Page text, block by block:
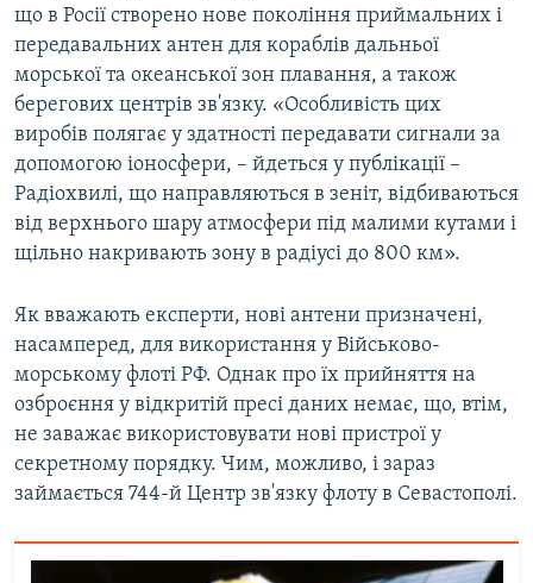
що в Росії створено нове покоління приймальних і
передавальних антен для кораблів дальньої
морської та океанської зон плавання, а також
берегових центрів зв'язку. «Особливість цих
виробів полягає у здатності передавати сигнали за
допомогою іоносфери, – йдеться у публікації –
Радіохвилі, що направляються в зеніт, відбиваються
від верхнього шару атмосфери під малими кутами і
щільно накривають зону в радіусі до 800 км».
Як вважають експерти, нові антени призначені,
насамперед, для використання у Військово-
морському флоті РФ. Однак про їх прийняття на
озброєння у відкритій пресі даних немає, що, втім,
не заважає використовувати нові пристрої у
секретному порядку. Чим, можливо, і зараз
займається 744-й Центр зв'язку флоту в Севастополі.